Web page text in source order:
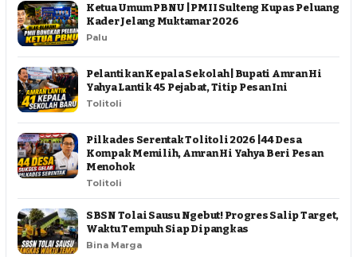
Ketua Umum PBNU | PMII Sulteng Kupas Peluang
Kader Jelang Muktamar 2026
Palu
Pelantikan Kepala Sekolah | Bupati Amran Hi
Yahya Lantik 45 Pejabat, Titip Pesan Ini
Tolitoli
Pilkades Serentak Tolitoli 2026 | 44 Desa
Kompak Memilih, Amran Hi Yahya Beri Pesan
Menohok
Tolitoli
SBSN Tolai Sausu Ngebut! Progres Salip Target,
Waktu Tempuh Siap Dipangkas
Bina Marga